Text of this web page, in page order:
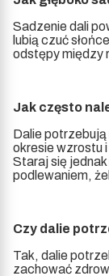
Sadzenie dali
lubią czuć
odstępy między
Jak często
Dalie
okresie wzrostu
Staraj się
podlewaniem,
Czy dalie
Tak, dalie
zachować